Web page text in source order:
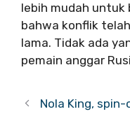
lebih mudah untuk
bahwa konflik
lama. Tidak ada
pemain anggar
Nola King,